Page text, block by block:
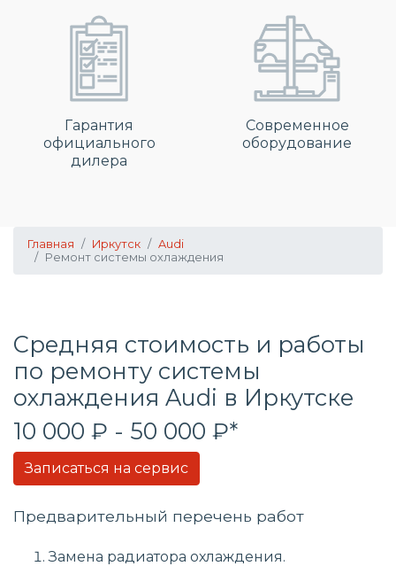
Гарантия
официального
дилера
Современное
оборудование
Главная Иркутск
Audi
Ремонт системы охлаждения
Средняя стоимость и работы
по ремонту системы
охлаждения Audi в Иркутске
10 000 ₽ - 50 000 ₽*
Записаться на сервис
Предварительный перечень работ
Замена радиатора охлаждения.